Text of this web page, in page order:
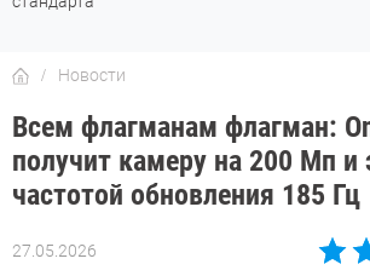
Новости
Всем флагманам флагман:
получит камеру на 200 Мп и
частотой обновления 185 Гц
27.05.2026
Автор: